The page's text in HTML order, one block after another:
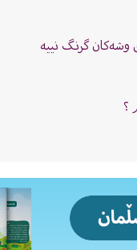
گرنگ نییە
؟